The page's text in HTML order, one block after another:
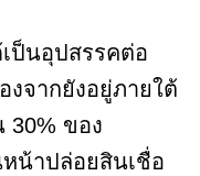
ป็นอุปสรรคต่อ
งจากยังอยู่ภายใต้
30% ของ
น้าปล่อยสินเชื่อ